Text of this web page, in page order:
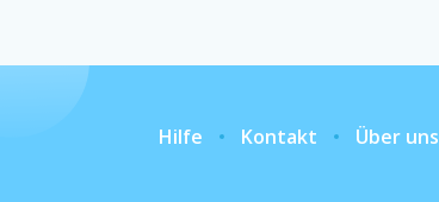
Hilfe Kontakt Über uns